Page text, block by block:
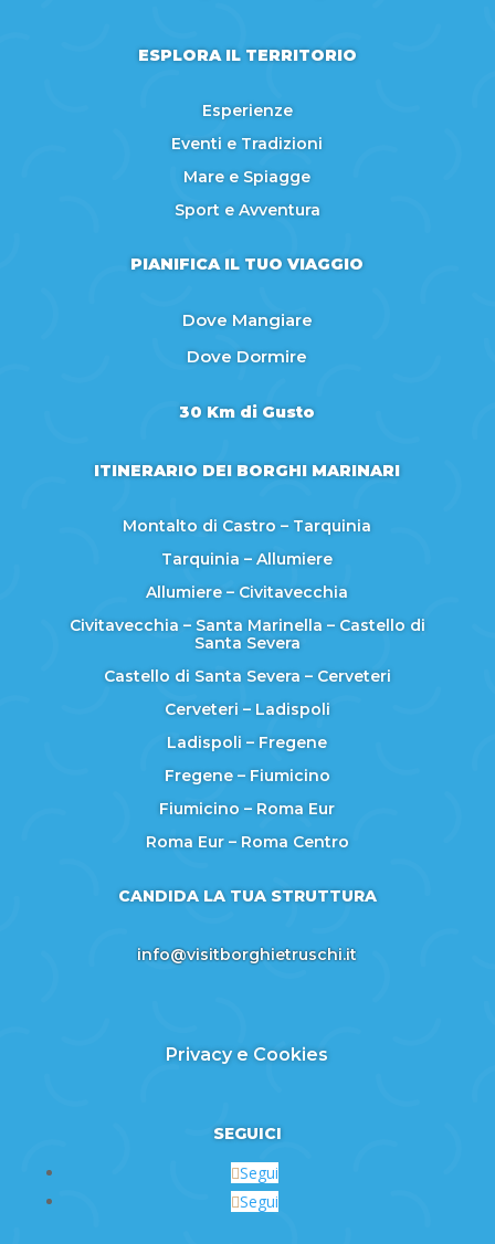
ESPLORA IL TERRITORIO
Esperienze
Eventi e Tradizioni
Mare e Spiagge
Sport e Avventura
PIANIFICA IL TUO VIAGGIO
Dove Mangiare
Dove Dormire
30 Km di Gusto
ITINERARIO DEI BORGHI MARINARI
Montalto di Castro – Tarquinia
Tarquinia – Allumiere
Allumiere – Civitavecchia
Civitavecchia – Santa Marinella – Castello di
Santa Severa
Castello di Santa Severa – Cerveteri
Cerveteri – Ladispoli
Ladispoli – Fregene
Fregene – Fiumicino
Fiumicino – Roma Eur
Roma Eur – Roma Centro
CANDIDA LA TUA STRUTTURA
info@visitborghietruschi.it
Privacy e Cookies
SEGUICI
Segui
Segui